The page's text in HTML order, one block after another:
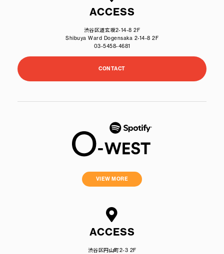
ACCESS
渋谷区道玄坂2-14-8 2F
Shibuya Ward Dogensaka 2-14-8 2F
03-5458-4681
CONTACT
VIEW MORE
ACCESS
渋谷区円山町2-3 2F